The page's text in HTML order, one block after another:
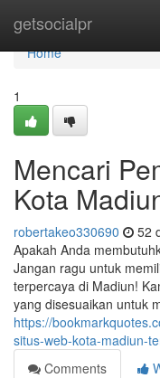
getsocialpr
Home
Home
1
Mencari
Kota
robertakeo330690 52
Apakah Anda
Jangan ragu untuk
terpercaya di Madiun!
yang disesuaikan untuk
https://
situs-web-kota-madiun-
Comments